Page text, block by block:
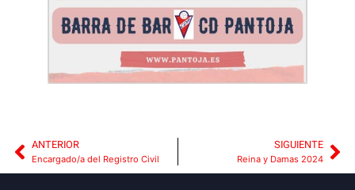
ANTERIOR
Encargado/a del Registro Civil
SIGUIENTE
Reina y Damas 2024